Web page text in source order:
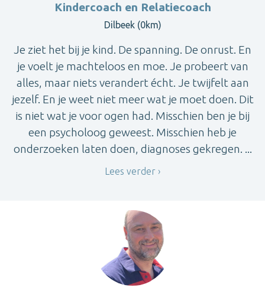
Kindercoach en Relatiecoach
Dilbeek (0km)
Je ziet het bij je kind. De spanning. De onrust. En
je voelt je machteloos en moe. Je probeert van
alles, maar niets verandert écht. Je twijfelt aan
jezelf. En je weet niet meer wat je moet doen. Dit
is niet wat je voor ogen had. Misschien ben je bij
een psycholoog geweest. Misschien heb je
onderzoeken laten doen, diagnoses gekregen. ...
Lees verder